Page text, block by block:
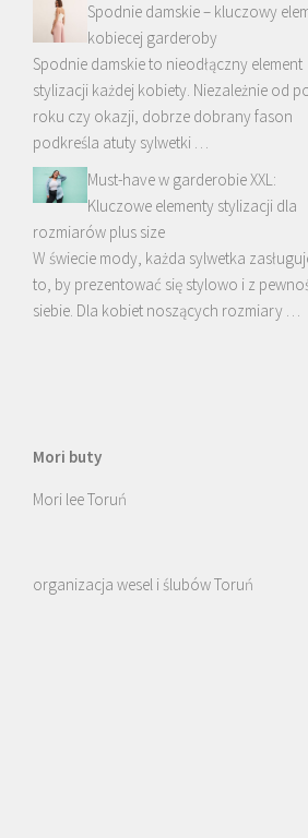
Spodnie damskie – kluczowy
kobiecej garderoby
Spodnie damskie to nieodłączny element
stylizacji każdej kobiety. Niezależnie od
roku czy okazji, dobrze dobrany fason
podkreśla atuty sylwetki …
Must-have w garderobie XXL:
Kluczowe elementy stylizacji dla
rozmiarów plus size
W świecie mody, każda sylwetka
to, by prezentować się stylowo i z
siebie. Dla kobiet noszących rozmiary …
Mori buty
Mori lee Toruń
organizacja wesel i ślubów Toruń